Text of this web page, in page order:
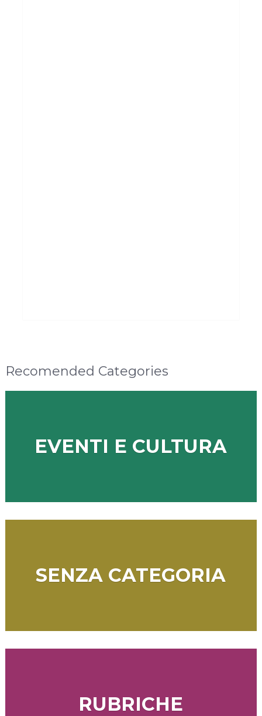
Recomended Categories
EVENTI E CULTURA
SENZA CATEGORIA
RUBRICHE